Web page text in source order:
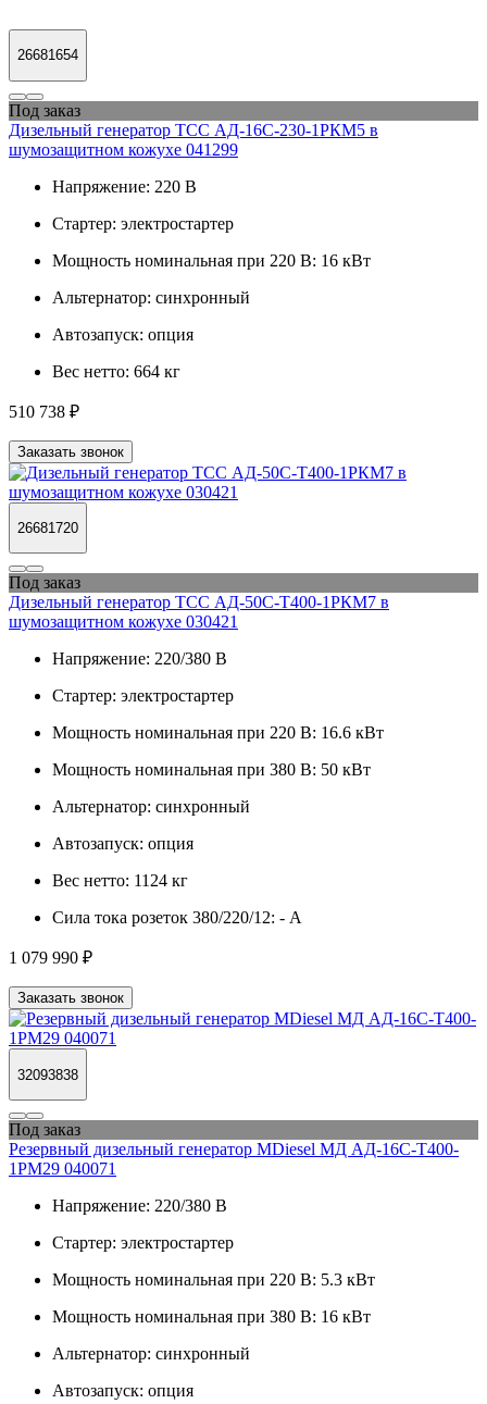
26681654
Под заказ
Дизельный генератор ТСС АД-16С-230-1РКМ5 в
шумозащитном кожухе 041299
Напряжение: 220 В
Стартер: электростартер
Мощность номинальная при 220 В: 16 кВт
Альтернатор: синхронный
Автозапуск: опция
Вес нетто: 664 кг
510 738 ₽
Заказать звонок
26681720
Под заказ
Дизельный генератор ТСС АД-50С-Т400-1РКМ7 в
шумозащитном кожухе 030421
Напряжение: 220/380 В
Стартер: электростартер
Мощность номинальная при 220 В: 16.6 кВт
Мощность номинальная при 380 В: 50 кВт
Альтернатор: синхронный
Автозапуск: опция
Вес нетто: 1124 кг
Сила тока розеток 380/220/12: - А
1 079 990 ₽
Заказать звонок
32093838
Под заказ
Резервный дизельный генератор MDiesel МД АД-16С-Т400-
1РМ29 040071
Напряжение: 220/380 В
Стартер: электростартер
Мощность номинальная при 220 В: 5.3 кВт
Мощность номинальная при 380 В: 16 кВт
Альтернатор: синхронный
Автозапуск: опция